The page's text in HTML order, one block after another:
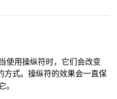
使用操纵符时，它们会改变
方式。操纵符的效果会一直保